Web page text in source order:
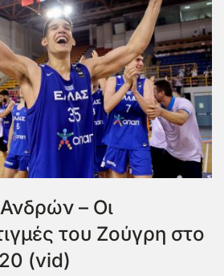
– Οι
του Ζούγρη στο
(vid)